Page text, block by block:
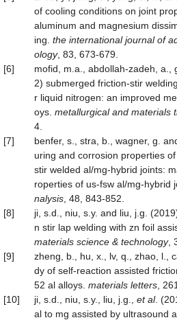
of cooling conditions on joint
aluminum and magnesium
ing. the international journal of
ology, 83, 673-679.
[6]
mofid, m.a., abdollah-zadeh, a.,
2) submerged friction-stir
r liquid nitrogen: an improved
oys. metallurgical and materials
4.
[7]
benfer, s., stra, b., wagner, g.
uring and corrosion properties
stir welded al/mg-hybrid joints:
roperties of us-fsw al/mg-hybrid
nalysis , 48, 843-852.
[8]
ji, s.d., niu, s.y. and liu, j.g.
n stir lap welding with zn foil
materials science & technology,
[9]
zheng, b., hu, x., lv, q., zhao, l.,
dy of self-reaction assisted
52 al alloys. materials letters ,
[10]
ji, s.d., niu, s.y., liu, j.g., et al.
al to mg assisted by ultrasound